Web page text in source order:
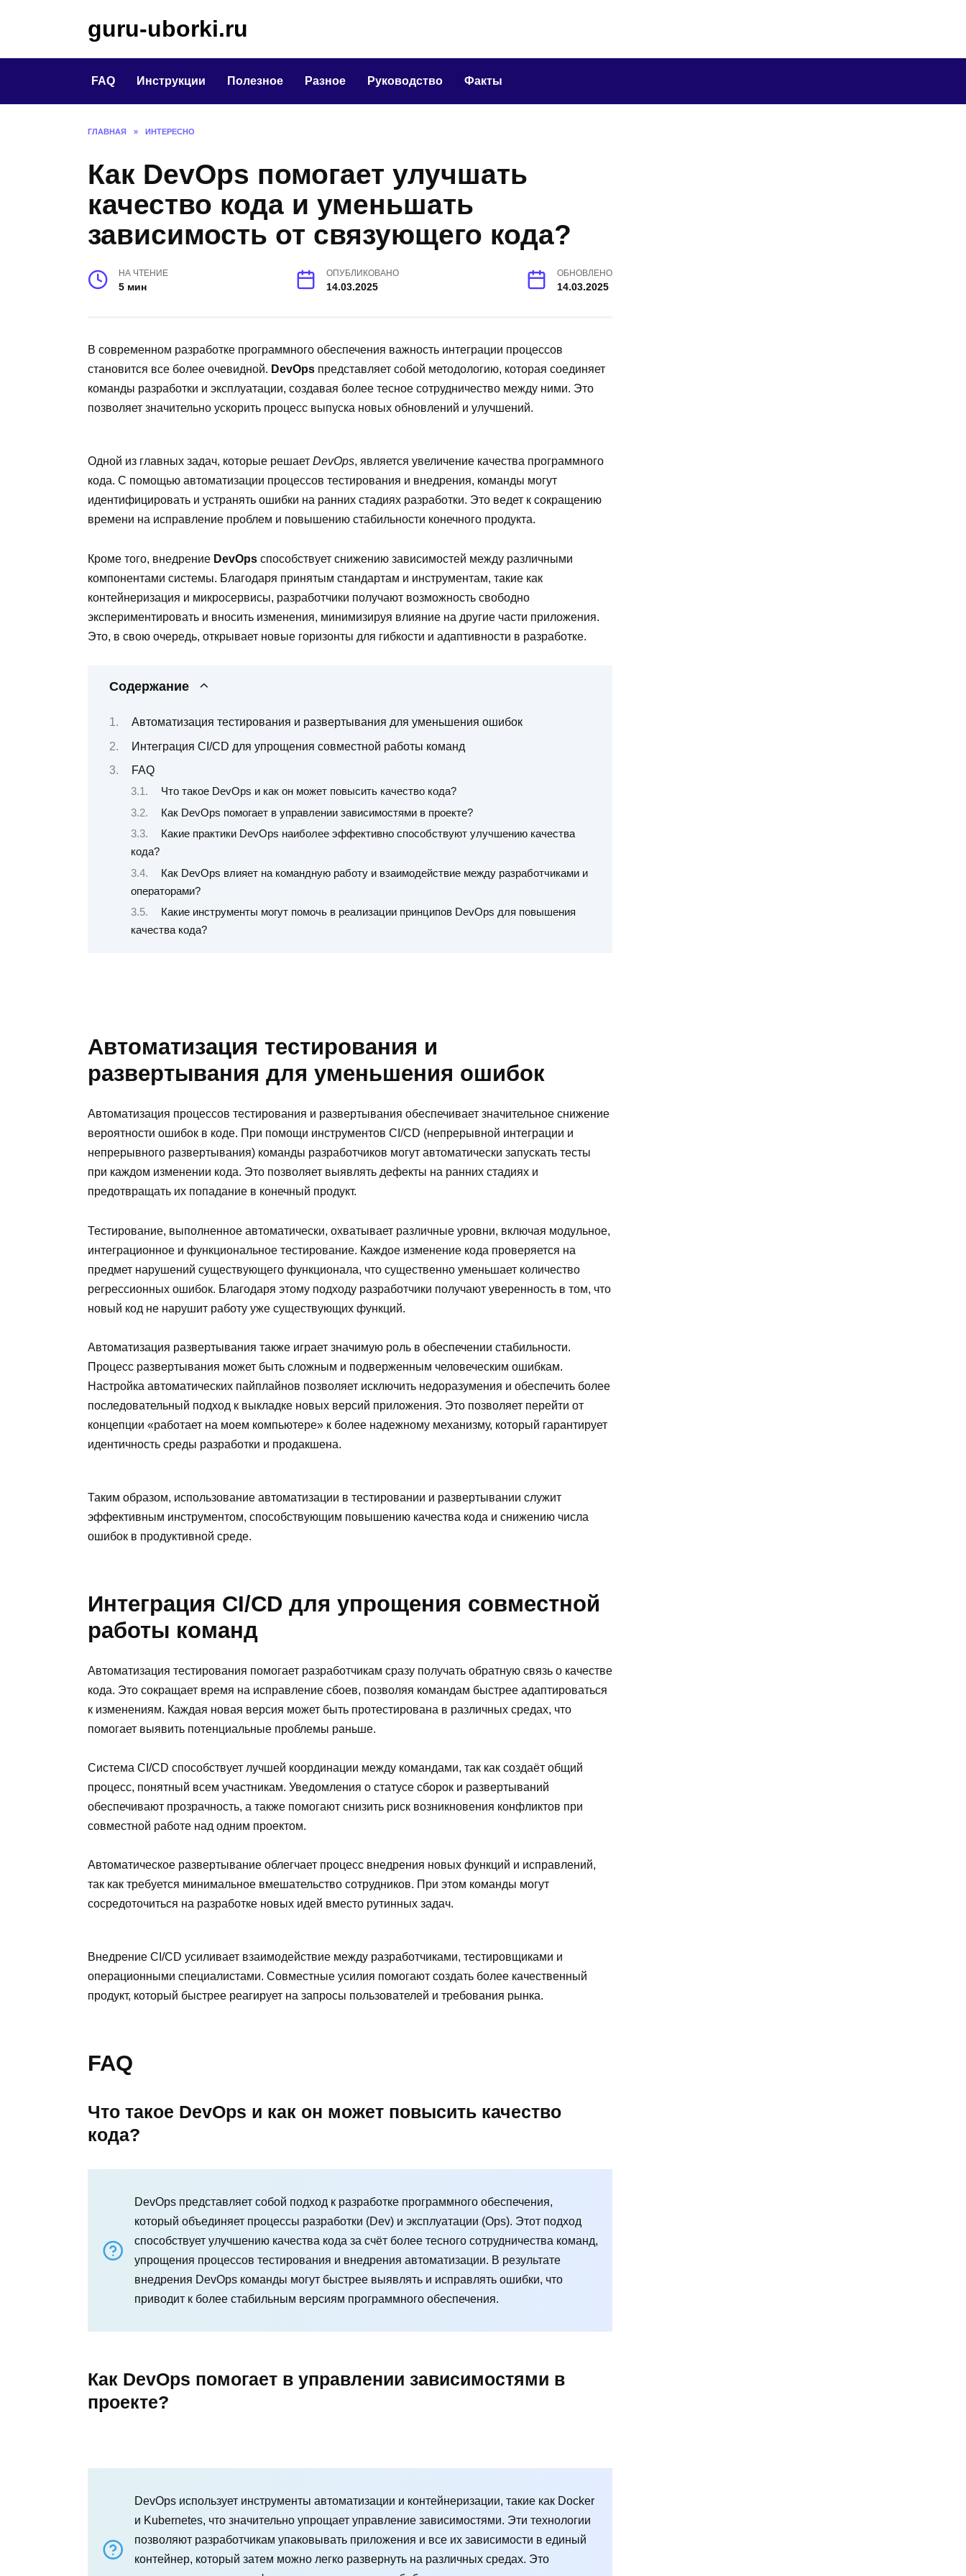
guru-uborki.ru
FAQ Инструкции Полезное Разное Руководство Факты
ГЛАВНАЯ » ИНТЕРЕСНО
Как DevOps помогает улучшать
качество кода и уменьшать
зависимость от связующего кода?
НА ЧТЕНИЕ
5 мин
ОПУБЛИКОВАНО
14.03.2025
ОБНОВЛЕНО
14.03.2025
В современном разработке программного обеспечения важность интеграции процессов
становится все более очевидной. DevOps представляет собой методологию, которая соединяет
команды разработки и эксплуатации, создавая более тесное сотрудничество между ними. Это
позволяет значительно ускорить процесс выпуска новых обновлений и улучшений.
Одной из главных задач, которые решает DevOps, является увеличение качества программного
кода. С помощью автоматизации процессов тестирования и внедрения, команды могут
идентифицировать и устранять ошибки на ранних стадиях разработки. Это ведет к сокращению
времени на исправление проблем и повышению стабильности конечного продукта.
Кроме того, внедрение DevOps способствует снижению зависимостей между различными
компонентами системы. Благодаря принятым стандартам и инструментам, такие как
контейнеризация и микросервисы, разработчики получают возможность свободно
экспериментировать и вносить изменения, минимизируя влияние на другие части приложения.
Это, в свою очередь, открывает новые горизонты для гибкости и адаптивности в разработке.
Содержание
Автоматизация тестирования и развертывания для уменьшения ошибок
Интеграция CI/CD для упрощения совместной работы команд
FAQ
Что такое DevOps и как он может повысить качество кода?
Как DevOps помогает в управлении зависимостями в проекте?
Какие практики DevOps наиболее эффективно способствуют улучшению качества
кода?
Как DevOps влияет на командную работу и взаимодействие между разработчиками и
операторами?
Какие инструменты могут помочь в реализации принципов DevOps для повышения
качества кода?
Автоматизация тестирования и
развертывания для уменьшения ошибок
Автоматизация процессов тестирования и развертывания обеспечивает значительное снижение
вероятности ошибок в коде. При помощи инструментов CI/CD (непрерывной интеграции и
непрерывного развертывания) команды разработчиков могут автоматически запускать тесты
при каждом изменении кода. Это позволяет выявлять дефекты на ранних стадиях и
предотвращать их попадание в конечный продукт.
Тестирование, выполненное автоматически, охватывает различные уровни, включая модульное,
интеграционное и функциональное тестирование. Каждое изменение кода проверяется на
предмет нарушений существующего функционала, что существенно уменьшает количество
регрессионных ошибок. Благодаря этому подходу разработчики получают уверенность в том, что
новый код не нарушит работу уже существующих функций.
Автоматизация развертывания также играет значимую роль в обеспечении стабильности.
Процесс развертывания может быть сложным и подверженным человеческим ошибкам.
Настройка автоматических пайплайнов позволяет исключить недоразумения и обеспечить более
последовательный подход к выкладке новых версий приложения. Это позволяет перейти от
концепции «работает на моем компьютере» к более надежному механизму, который гарантирует
идентичность среды разработки и продакшена.
Таким образом, использование автоматизации в тестировании и развертывании служит
эффективным инструментом, способствующим повышению качества кода и снижению числа
ошибок в продуктивной среде.
Интеграция CI/CD для упрощения совместной
работы команд
Автоматизация тестирования помогает разработчикам сразу получать обратную связь о качестве
кода. Это сокращает время на исправление сбоев, позволяя командам быстрее адаптироваться
к изменениям. Каждая новая версия может быть протестирована в различных средах, что
помогает выявить потенциальные проблемы раньше.
Система CI/CD способствует лучшей координации между командами, так как создаёт общий
процесс, понятный всем участникам. Уведомления о статусе сборок и развертываний
обеспечивают прозрачность, а также помогают снизить риск возникновения конфликтов при
совместной работе над одним проектом.
Автоматическое развертывание облегчает процесс внедрения новых функций и исправлений,
так как требуется минимальное вмешательство сотрудников. При этом команды могут
сосредоточиться на разработке новых идей вместо рутинных задач.
Внедрение CI/CD усиливает взаимодействие между разработчиками, тестировщиками и
операционными специалистами. Совместные усилия помогают создать более качественный
продукт, который быстрее реагирует на запросы пользователей и требования рынка.
FAQ
Что такое DevOps и как он может повысить качество
кода?
DevOps представляет собой подход к разработке программного обеспечения,
который объединяет процессы разработки (Dev) и эксплуатации (Ops). Этот подход
способствует улучшению качества кода за счёт более тесного сотрудничества команд,
упрощения процессов тестирования и внедрения автоматизации. В результате
внедрения DevOps команды могут быстрее выявлять и исправлять ошибки, что
приводит к более стабильным версиям программного обеспечения.
Как DevOps помогает в управлении зависимостями в
проекте?
DevOps использует инструменты автоматизации и контейнеризации, такие как Docker
и Kubernetes, что значительно упрощает управление зависимостями. Эти технологии
позволяют разработчикам упаковывать приложения и все их зависимости в единый
контейнер, который затем можно легко развернуть на различных средах. Это